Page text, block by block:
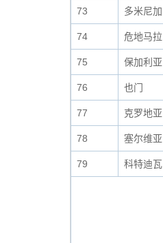
73 多米尼加
74 危地马拉
75 保加利亚
76 也门
77 克罗地亚
78 塞尔维亚
79 科特迪瓦